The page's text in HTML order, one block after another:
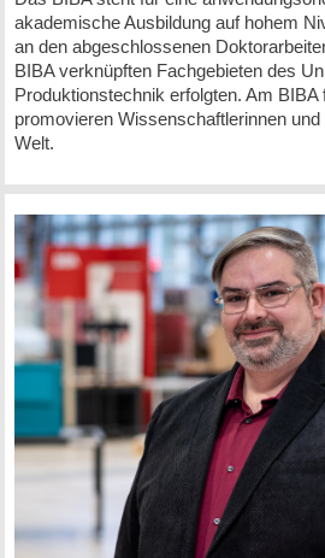
akademische Ausbildung auf hohem
an den abgeschlossenen
BIBA verknüpften Fachgebieten des
Produktionstechnik erfolgten. Am BIBA
promovieren Wissenschaftlerinnen
Welt.